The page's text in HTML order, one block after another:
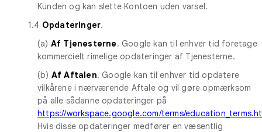
Kunden og kan slette Kontoen uden varsel.
1.4 Opdateringer.
(a) Af Tjenesterne. Google kan til enhver tid foretage
kommercielt rimelige opdateringer af Tjenesterne.
(b) Af Aftalen. Google kan til enhver tid opdatere
vilkårene i nærværende Aftale og vil gøre opmærksom
på alle sådanne opdateringer på
https://workspace.google.com/terms/
Hvis disse opdateringer medfører en væsentlig